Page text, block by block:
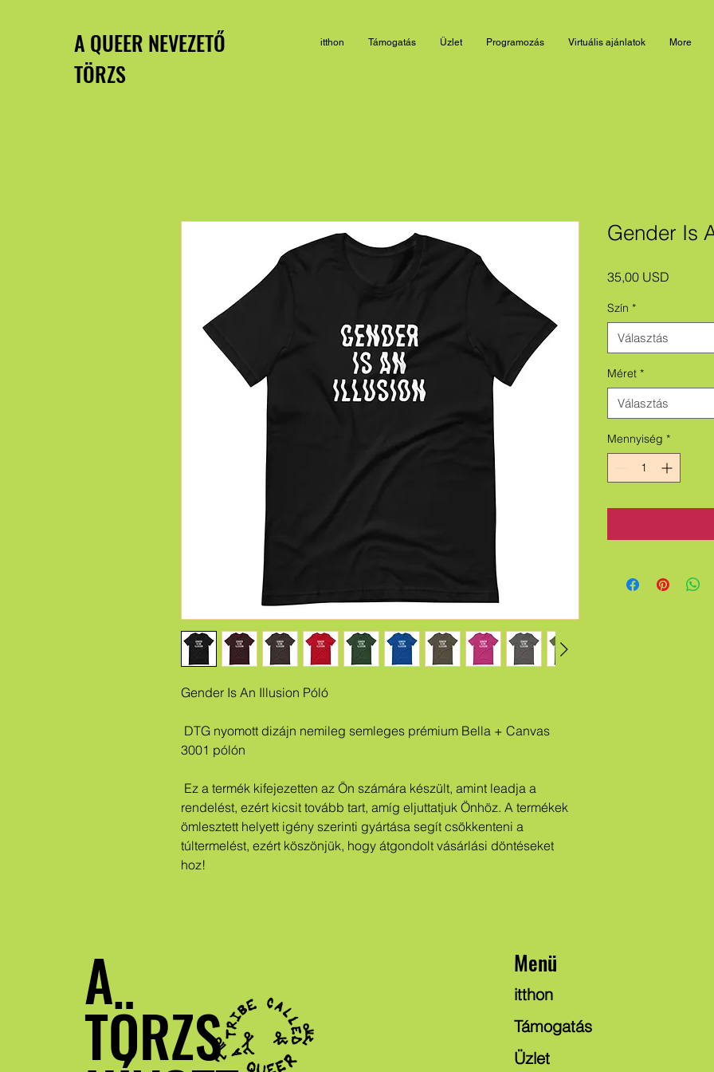
A QUEER NEVEZETŐ
TÖRZS
itthon Támogatás Üzlet Programozás Virtuális ajánlatok More
Gender Is An Illusion Póló
3001 pólón
rendelést, ezért kicsit tovább tart, amíg eljuttatjuk Önhöz. A termékek
ömlesztett helyett igény szerinti gyártása segít csökkenteni a
túltermelést, ezért köszönjük, hogy átgondolt vásárlási döntéseket
hoz!
Gender Is
35,00 USD
Szín *
Választás
Méret *
Választás
Mennyiség *
A
TÖRZS
Menü
itthon
Támogatás
Üzlet